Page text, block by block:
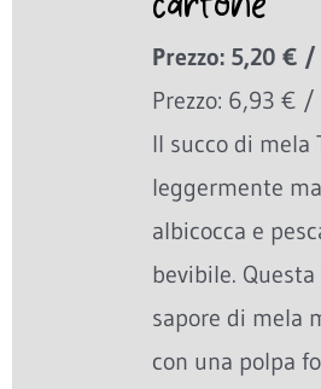
Prezzo: 5,20 €
Prezzo: 6,93 €
Il succo di mela
leggermente
albicocca e
bevibile.
sapore di mela
con una polpa